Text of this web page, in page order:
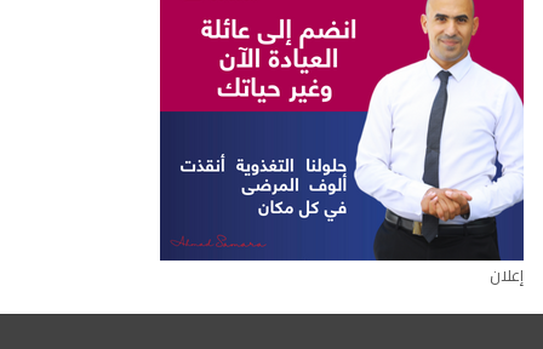
إعلان